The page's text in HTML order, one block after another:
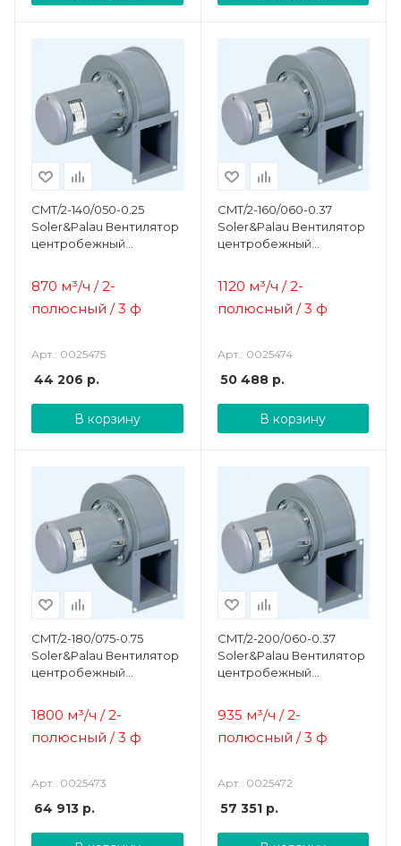
CMT/2-140/050-0.25
Soler&Palau Вентилятор
центробежный
870 м³/ч / 2-
полюсный / 3 ф
Арт.: 0025475
44 206 р.
В корзину
CMT/2-160/060-0.37
Soler&Palau Вентилятор
центробежный
1120 м³/ч / 2-
полюсный / 3 ф
Арт.: 0025474
50 488р.
В корзину
CMT/2-180/075-0.75
Soler&Palau Вентилятор
центробежный
1800 м³/ч / 2-
полюсный / 3 ф
Арт.: 0025473
64 913 р.
CMT/2-200/060-0.37
Soler&Palau Вентилятор
центробежный
935 м³/ч / 2-
полюсный / 3 ф
Арт.: 0025472
57 351р.